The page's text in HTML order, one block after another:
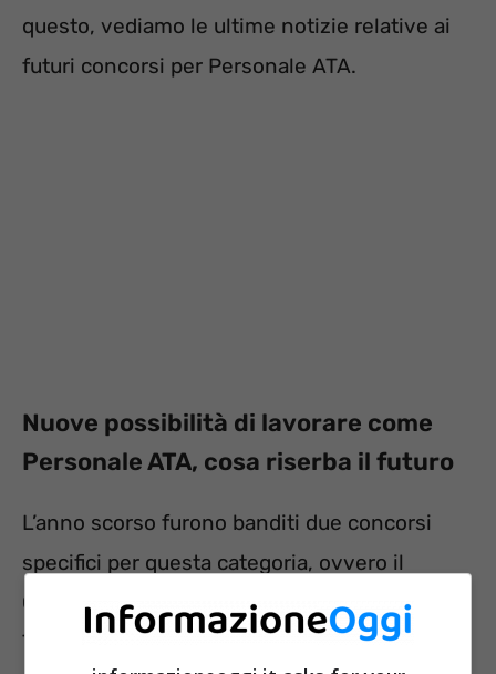
questo, vediamo le ultime notizie relative ai
futuri concorsi per Personale ATA.
Nuove possibilità di lavorare come
Personale ATA, cosa riserba il futuro
L’anno scorso furono banditi due concorsi
specifici per questa categoria, ovvero il
Concorso ATA 24 mesi ed il Concorso ATA
Terza Fascia. Grazie ad essi, si è verificato un